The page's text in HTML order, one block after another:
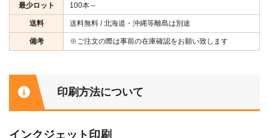
最少ロット 100本～
送料 送料無料 / 北海道・沖縄等離島は別途
備考 ※ご注文の際は事前の在庫確認をお願い致します
印刷方法について
インクジェット印刷